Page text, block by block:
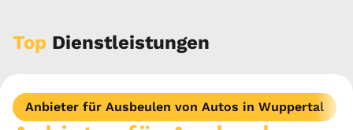
Top Dienstleistungen
Anbieter für Ausbeulen von Autos in Wuppertal